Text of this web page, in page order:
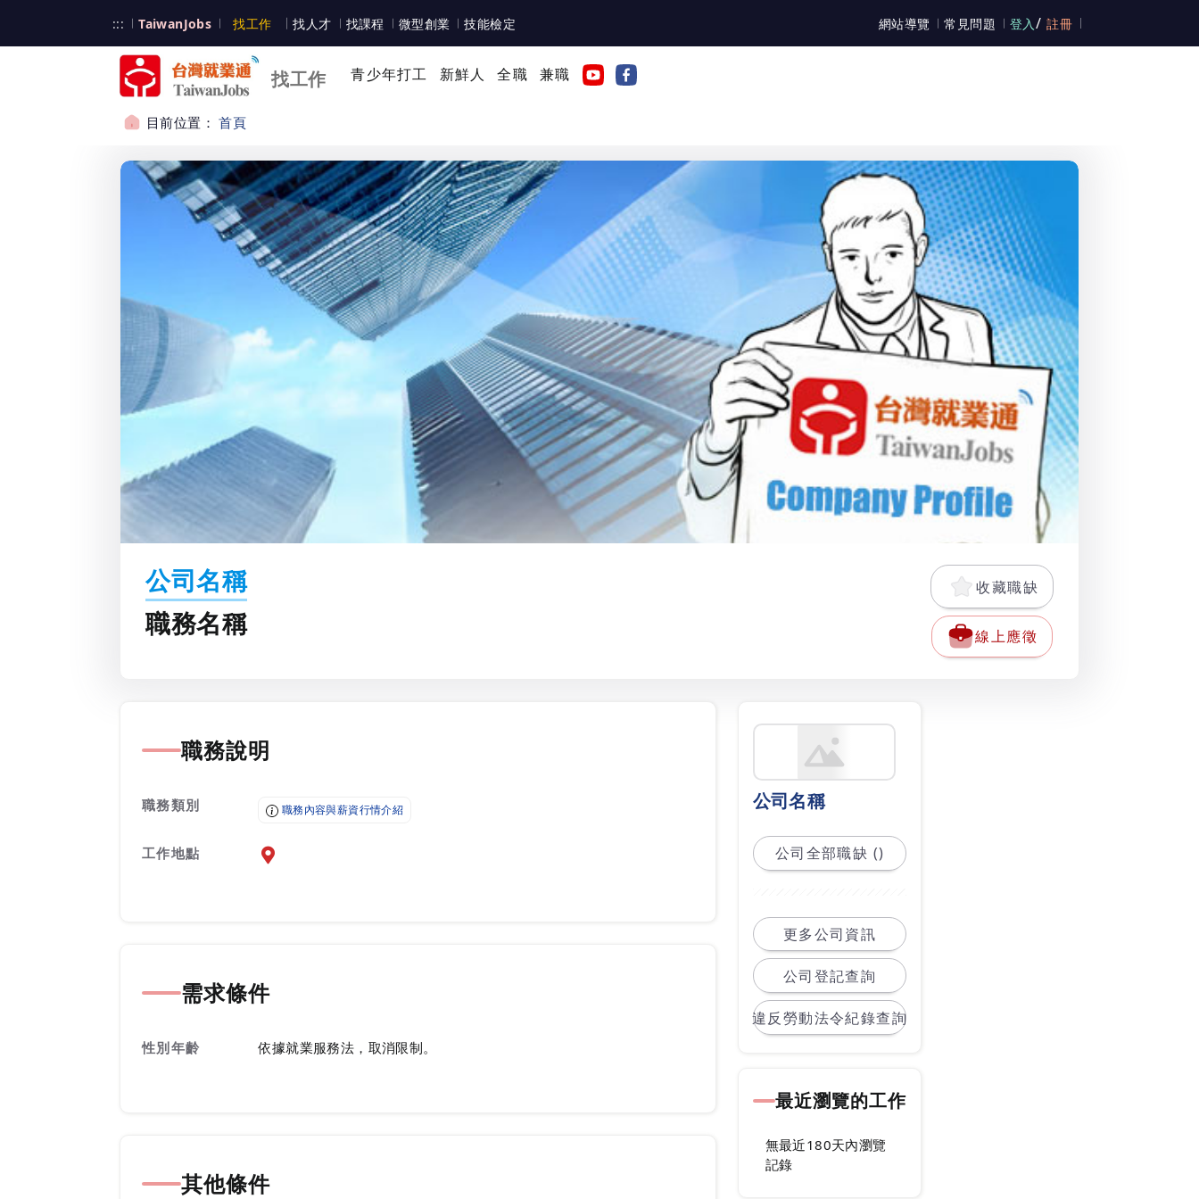
::: TaiwanJobs 台灣就業通
找工作 台灣就業通
找人才 找課程 微型創業 技能檢定 網站導覽 常見問題 登入 / 註冊
找工作 青少年打工 新鮮人 全職 兼職
目前位置：首頁
公司名稱
職務名稱
收藏職缺
線上應徵
職務說明
職務類別 職務內容與薪資行情介紹
工作地點 前往查看地圖
需求條件
性別年齡 依據就業服務法，取消限制。
其他條件
公司名稱
公司全部職缺 ()
更多公司資訊
公司登記查詢
違反勞動法令紀錄查詢
最近瀏覽的工作
無最近180天內瀏覽
記錄